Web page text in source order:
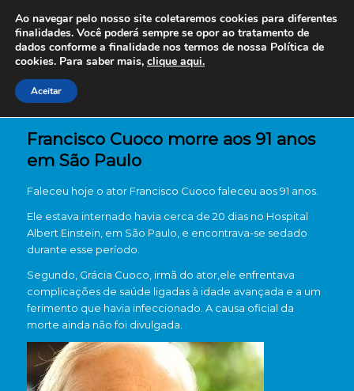
Francisco Cuoco morre aos 91 anos
em São Paulo
Faleceu hoje o ator Francisco Cuoco faleceu aos 91 anos.
Ele estava internado havia cerca de 20 dias no Hospital
Albert Einstein, em São Paulo, e encontrava-se sedado
durante esse período.
Segundo, Grácia Cuoco, irmã do ator,ele enfrentava
complicações de saúde ligadas à idade avançada e a um
ferimento que havia infeccionado. A causa oficial da
morte ainda não foi divulgada.
Ao navegar pelo nosso site coletaremos cookies para diferentes
finalidades. Você poderá sempre se opor ao tratamento de
dados conforme a finalidade nos termos de nossa Política de
cookies. Para saber mais, clique aqui.
Aceitar